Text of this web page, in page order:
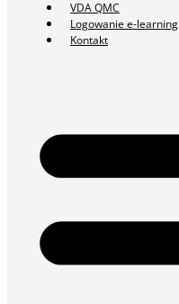
VDA QMC
Logowanie e-learning
Kontakt